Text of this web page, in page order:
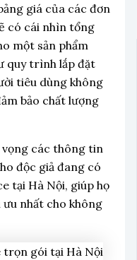
giá của các đơn
có cái nhìn tổng
một sản phẩm
quy trình lắp đặt
tiêu dùng không
bảo chất lượng
vọng các thông tin
độc giả đang có
tại Hà Nội, giúp họ
nhất cho không